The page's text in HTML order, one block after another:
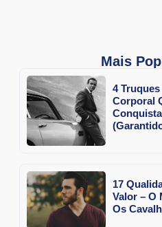
Mais
4
Corporal
17
Valor – O
Os